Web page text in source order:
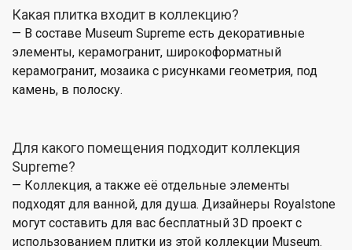
Какая плитка входит в коллекцию?
— В составе Museum Supreme есть декоративные
элементы, керамогранит, широкоформатный
керамогранит, мозаика с рисунками геометрия, под
камень, в полоску.
Для какого помещения подходит коллекция
Supreme?
— Коллекция, а также её отдельные элементы
подходят для ванной, для душа. Дизайнеры Royalstone
могут составить для вас бесплатный 3D проект с
использованием плитки из этой коллекции Museum.